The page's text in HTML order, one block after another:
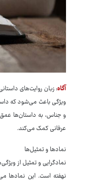
آگاه: زبان روایت‌های
ویژگی باعث می‌شود که
و جناس، به داستان‌ها
عرفانی کمک می‌کند.
نمادها و تمثیل‌ها
نمادگرایی و تمثیل از
نهفته است. این نمادها